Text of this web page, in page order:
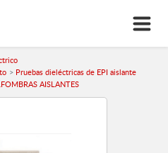
Pruebas dieléctricas de EPI aislante
AISLANTES